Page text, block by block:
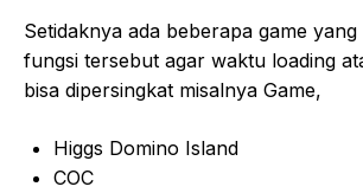
Setidaknya ada beberapa game
fungsi tersebut agar waktu loading
bisa dipersingkat misalnya Game,
Higgs Domino Island
COC